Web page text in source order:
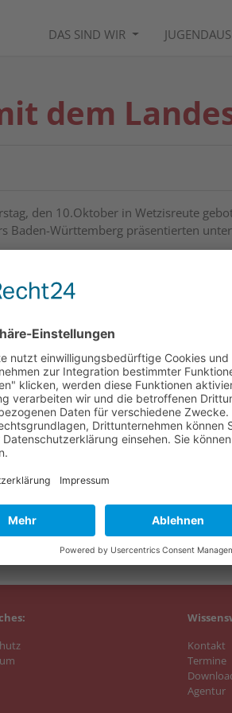
DAS SIND WIR
dem
den 10.Oktober in Wetzisreute
Baden-Württemberg präsentierten
Klängen. Besonders
aus den Instrumenten
der Solis präsentierten.
Hr. Rudolf Köberle, Hr. August
Liebmann als Ehrengäste des
Probearbeiten für unser traditionelles
wir Sie bereits heute recht herzlich
Kontakt
Termine
Agentur